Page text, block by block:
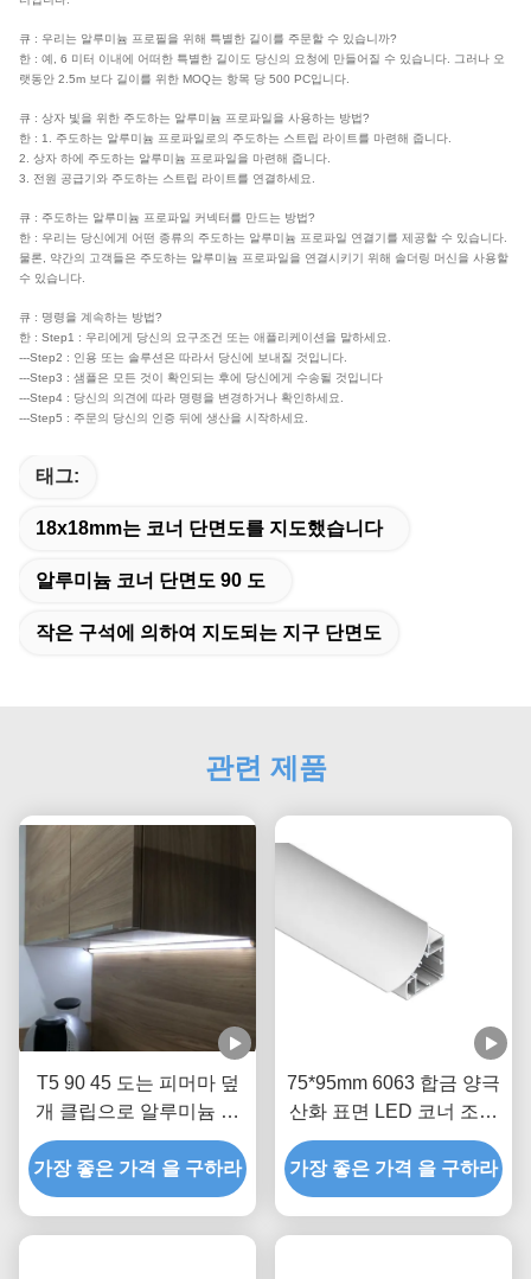
큐 : 우리는 알루미늄 프로필을 위해 특별한 길이를 주문할 수 있습니까?
한 : 예, 6 미터 이내에 어떠한 특별한 길이도 당신의 요청에 만들어질 수 있습니다. 그러나 오
랫동안 2.5m 보다 길이를 위한 MOQ는 항목 당 500 PC입니다.
큐 : 상자 빛을 위한 주도하는 알루미늄 프로파일을 사용하는 방법?
한 : 1. 주도하는 알루미늄 프로파일로의 주도하는 스트립 라이트를 마련해 줍니다.
2. 상자 하에 주도하는 알루미늄 프로파일을 마련해 줍니다.
3. 전원 공급기와 주도하는 스트립 라이트를 연결하세요.
큐 : 주도하는 알루미늄 프로파일 커넥터를 만드는 방법?
한 : 우리는 당신에게 어떤 종류의 주도하는 알루미늄 프로파일 연결기를 제공할 수 있습니다.
물론, 약간의 고객들은 주도하는 알루미늄 프로파일을 연결시키기 위해 솔더링 머신을 사용할
수 있습니다.
큐 : 명령을 계속하는 방법?
한 : Step1 : 우리에게 당신의 요구조건 또는 애플리케이션을 말하세요.
---Step2 : 인용 또는 솔루션은 따라서 당신에 보내질 것입니다.
---Step3 : 샘플은 모든 것이 확인되는 후에 당신에게 수송될 것입니다
---Step4 : 당신의 의견에 따라 명령을 변경하거나 확인하세요.
---Step5 : 주문의 당신의 인증 뒤에 생산을 시작하세요.
태그:
18x18mm는 코너 단면도를 지도했습니다
알루미늄 코너 단면도 90 도
작은 구석에 의하여 지도되는 지구 단면도
관련 제품
T5 90 45 도는 피머마 덮
개 클립으로 알루미늄 통
로 구석 스트립 라이트 방
열을 주도했습니다
가장 좋은 가격 을 구하라
75*95mm 6063 합금 양극
산화 표면 LED 코너 조명
용 알루미늄 엣지 프로파
일
가장 좋은 가격 을 구하라